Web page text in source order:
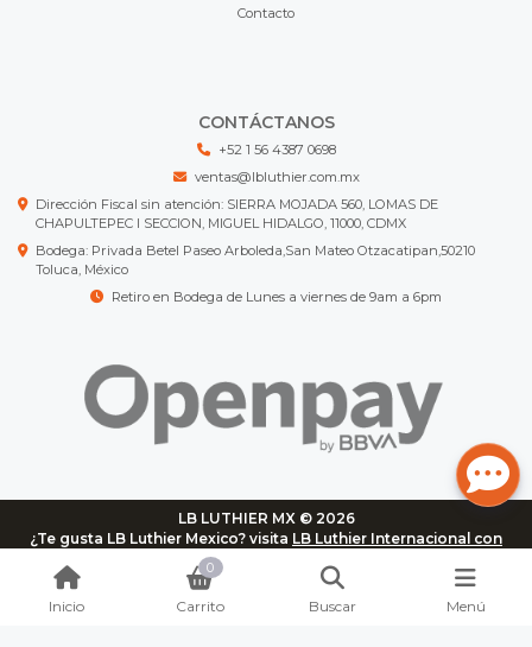
Contacto
CONTÁCTANOS
+52 1 56 4387 0698
ventas@lbluthier.com.mx
Dirección Fiscal sin atención: SIERRA MOJADA 560, LOMAS DE
CHAPULTEPEC I SECCION, MIGUEL HIDALGO, 11000, CDMX
Bodega: Privada Betel Paseo Arboleda,San Mateo Otzacatipan,50210
Toluca, México
Retiro en Bodega de Lunes a viernes de 9am a 6pm
LB LUTHIER MX © 2026
¿Te gusta LB Luthier Mexico? visita LB Luthier Internacional con
más de 3.000 productos disponibles
Inicio
0
Carrito Buscar Menú